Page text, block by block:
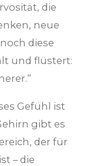
die
neue
diese
und flüstert:
Gefühl ist
gibt es
der für
– die